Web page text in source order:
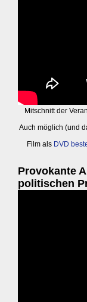
Mitschnitt der
Auch möglich (und
Film als DVD
Provokante
politischen